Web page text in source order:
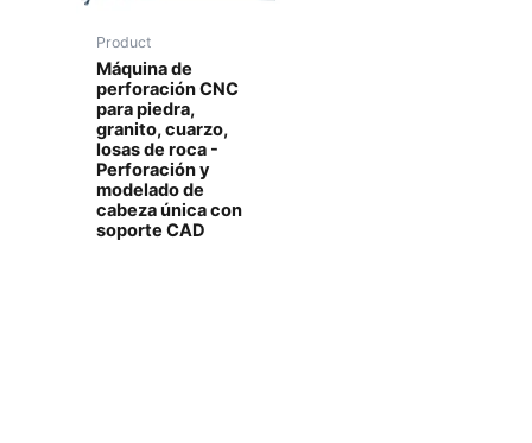
Product
Máquina de
perforación CNC
para piedra,
granito, cuarzo,
losas de roca -
Perforación y
modelado de
cabeza única con
soporte CAD